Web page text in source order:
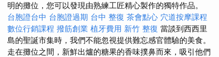
明的攤位，您可以發現由熟練工匠精心製作的獨特作品。
台胞證台中 台胞證過期 台中 整復 茶會點心 穴道按摩課程
數位行銷課程 撥筋創業 植牙費用 新竹 整復 當談到西西里
島的聖誕市集時，我們不能忽視提供難忘感官體驗的美食。
走在攤位之間，新鮮出爐的糖果的香味撲鼻而來，吸引他們